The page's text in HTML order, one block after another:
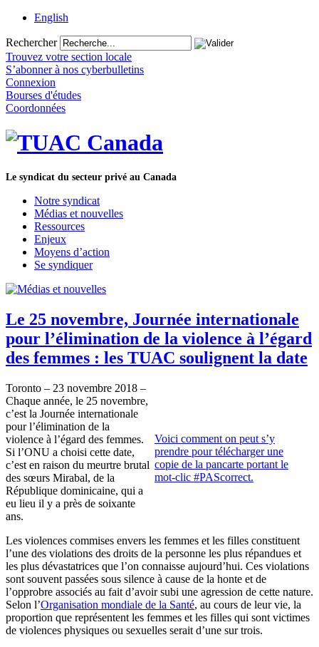
English
Rechercher
Trouvez votre section locale
S’abonner à nos cyberbulletins
Connexion
Bourses d'études
Coordonnées
Le syndicat du secteur privé au Canada
Notre syndicat
Médias et nouvelles
Ressources
Enjeux
Moyens d’action
Se syndiquer
Le 25 novembre, Journée internationale
pour l’élimination de la violence à l’égard
des femmes : les TUAC soulignent la date
Voici comment on peut s’y
prendre pour télécharger une
copie de la pancarte portant le
mot-clic #PAScorrect.
Toronto – 23 novembre 2018 –
Chaque année, le 25 novembre,
c’est la Journée internationale
pour l’élimination de la
violence à l’égard des femmes.
Si l’ONU a choisi cette date,
c’est en raison du meurtre brutal
des sœurs Mirabal, de la
République dominicaine, qui a
eu lieu il y a près de soixante
ans.
Les violences commises envers les femmes et les filles constituent
l’une des violations des droits de la personne les plus répandues et
les plus dévastatrices que l’on connaisse aujourd’hui. Ces violations
sont souvent passées sous silence à cause de la honte et de
l’opprobre associés au fait d’avoir subi une agression de cette nature.
Selon l’Organisation mondiale de la Santé, au cours de leur vie, la
proportion que représentent les femmes et les filles qui sont victimes
de violences physiques ou sexuelles serait d’une sur trois.